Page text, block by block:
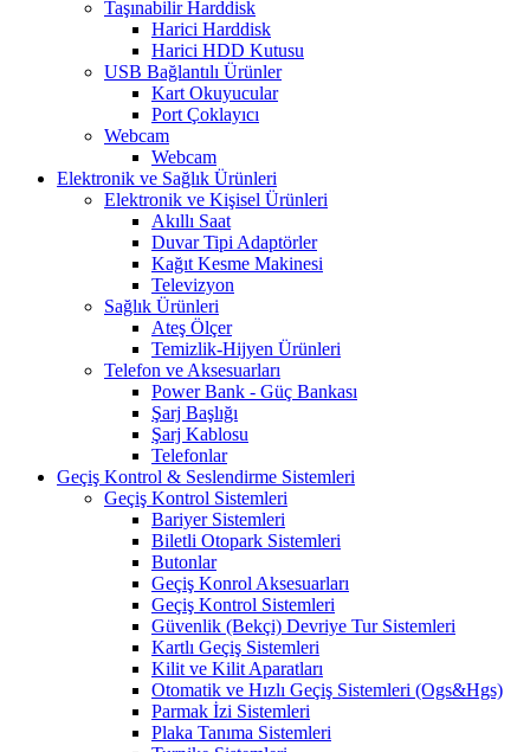
Taşınabilir Harddisk
Harici Harddisk
Harici HDD Kutusu
USB Bağlantılı Ürünler
Kart Okuyucular
Port Çoklayıcı
Webcam
Webcam
Elektronik ve Sağlık Ürünleri
Elektronik ve Kişisel Ürünleri
Akıllı Saat
Duvar Tipi Adaptörler
Kağıt Kesme Makinesi
Televizyon
Sağlık Ürünleri
Ateş Ölçer
Temizlik-Hijyen Ürünleri
Telefon ve Aksesuarları
Power Bank - Güç Bankası
Şarj Başlığı
Şarj Kablosu
Telefonlar
Geçiş Kontrol & Seslendirme Sistemleri
Geçiş Kontrol Sistemleri
Bariyer Sistemleri
Biletli Otopark Sistemleri
Butonlar
Geçiş Konrol Aksesuarları
Geçiş Kontrol Sistemleri
Güvenlik (Bekçi) Devriye Tur Sistemleri
Kartlı Geçiş Sistemleri
Kilit ve Kilit Aparatları
Otomatik ve Hızlı Geçiş Sistemleri (Ogs&Hgs)
Parmak İzi Sistemleri
Plaka Tanıma Sistemleri